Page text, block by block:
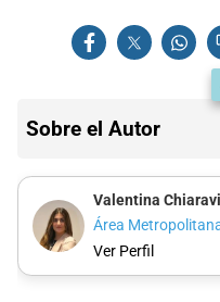
Sobre el Autor
Valentina
Área
Ver Perfil